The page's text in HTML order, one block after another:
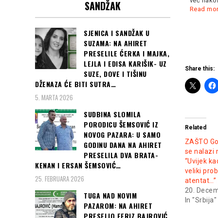
kompromis, ali
Read
Share this:
Related
ZAŠTO
se nalazi
“Uvijek
veliki
20.
In "Srbija"
SANDŽAK
SJENICA I SANDŽAK U
SUZAMA: NA AHIRET
PRESELILE ĆERKA I MAJKA,
LEJLA I EDISA KARIŠIK- UZ
SUZE, DOVE I TIŠINU
DŽENAZA ĆE BITI SUTRA…
5. MARTA 2026
SUDBINA SLOMILA
PORODICU ŠEMSOVIĆ IZ
NOVOG PAZARA: U SAMO
GODINU DANA NA AHIRET
PRESELILA DVA BRATA-
KENAN I ERSAN ŠEMSOVIĆ…
25. FEBRUARA 2026
TUGA NAD NOVIM
PAZAROM: NA AHIRET